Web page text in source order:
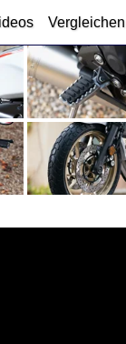
Vergleichen